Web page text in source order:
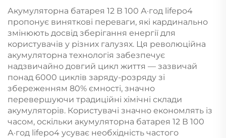
енергії, акумулятор
для
електроінструментів/
гольф-кара/ЧОВНІВ
енергії для великих
сонячних систем,
резервного живлення
Акумуляторна батарея 12 В 100 А·год lifepo4
пропонує виняткові переваги, які кардинально
змінюють досвід зберігання енергії для
користувачів у різних галузях. Ця революційна
акумуляторна технологія забезпечує
надзвичайно довгий цикл життя — зазвичай
понад 6000 циклів заряду-розряду зі
збереженням 80% ємності, значно
перевершуючи традиційні хімічні склади
акумуляторів. Користувачі значно економлять із
часом, оскільки акумуляторна батарея 12 В 100
А·год lifepo4 усуває необхідність частого